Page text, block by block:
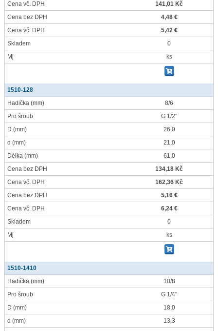
Cena vč. DPH
141,01 Kč
Cena bez DPH
4,48 €
Cena vč. DPH
5,42 €
Skladem
0
Mj
ks
1510-128
Hadička (mm)
8/6
Pro šroub
G 1/2"
D (mm)
26,0
d (mm)
21,0
Délka (mm)
61,0
Cena bez DPH
134,18 Kč
Cena vč. DPH
162,36 Kč
Cena bez DPH
5,16 €
Cena vč. DPH
6,24 €
Skladem
0
Mj
ks
1510-1410
Hadička (mm)
10/8
Pro šroub
G 1/4"
D (mm)
18,0
d (mm)
13,3